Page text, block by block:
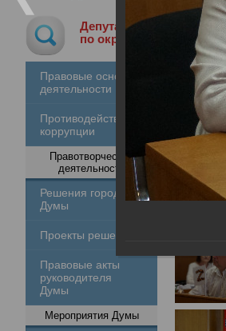
Депутат
по округу
Правовые основы
деятельности
Противодействие
коррупции
Правотворческая
деятельность
Решения городской
Думы
Проекты решений
Правовые акты
руководителя
Думы
Мероприятия Думы
45-я
27.06.2024